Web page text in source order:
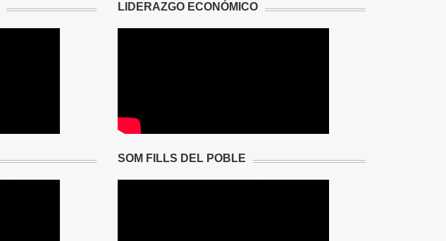
LIDERAZGO ECONÓMICO
SOM FILLS DEL POBLE